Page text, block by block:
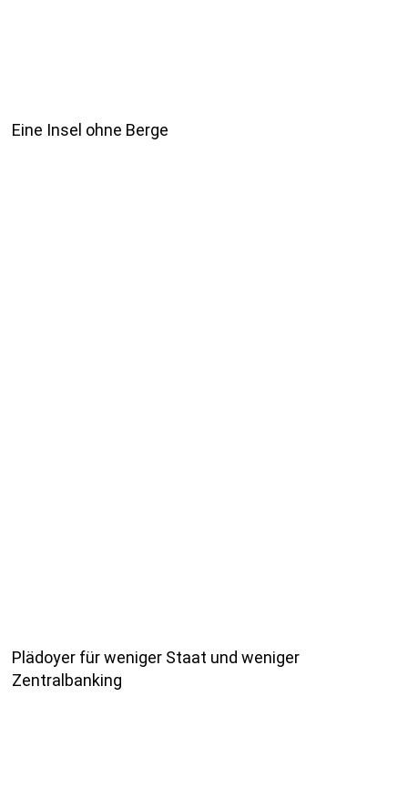
Eine Insel ohne Berge
Plädoyer für weniger Staat und weniger
Zentralbanking